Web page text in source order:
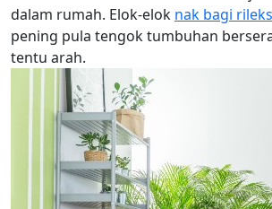
dalam rumah. Elok-elok nak bagi rileks
pening pula tengok tumbuhan
tentu arah.